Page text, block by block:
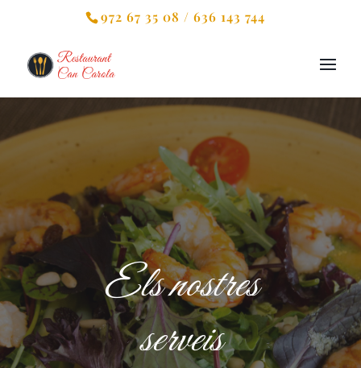
972 67 35 08 / 636 143 744
Els nostres
serveis